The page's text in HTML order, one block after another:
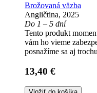
Brožovaná väzba
Angličtina, 2025
Do 1 – 5 dní
Tento produkt
vám ho vieme
posnažíme sa aj
13,40 €